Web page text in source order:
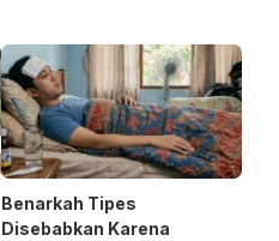
Benarkah Tipes
Disebabkan Karena